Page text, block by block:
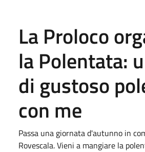
La Proloco
la Polentata:
di gustoso
con me
Passa una giornata d'autunno in
Rovescala. Vieni a mangiare la